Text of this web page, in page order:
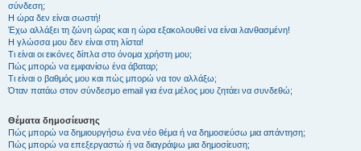
σύνδεση;
Η ώρα δεν είναι σωστή!
Έχω αλλάξει τη ζώνη ώρας και η ώρα εξακολουθεί να είναι λανθασμένη!
Η γλώσσα μου δεν είναι στη λίστα!
Τι είναι οι εικόνες δίπλα στο όνομα χρήστη μου;
Πώς μπορώ να εμφανίσω ένα άβαταρ;
Τι είναι ο βαθμός μου και πώς μπορώ να τον αλλάξω;
Όταν πατάω στον σύνδεσμο email για ένα μέλος μου ζητάει να συνδεθώ;
Θέματα δημοσίευσης
Πώς μπορώ να δημιουργήσω ένα νέο θέμα ή να δημοσιεύσω μια απάντηση;
Πώς μπορώ να επεξεργαστώ ή να διαγράψω μια δημοσίευση;